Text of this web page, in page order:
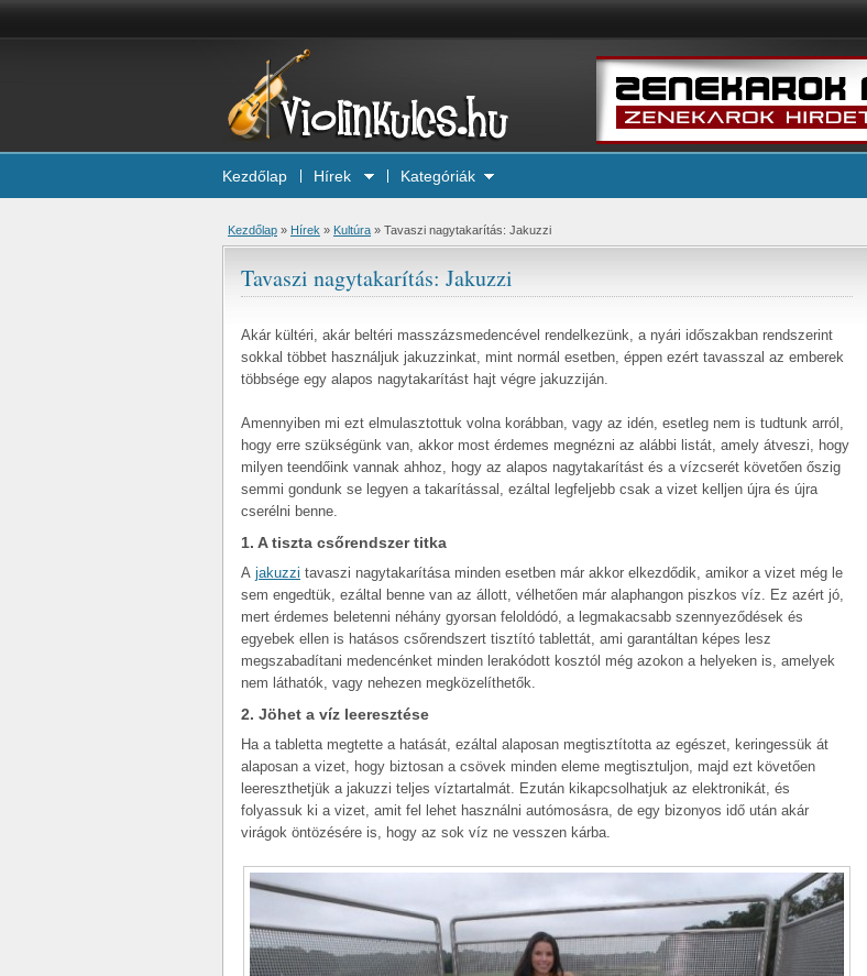
Kezdőlap Hírek Kategóriák
Kezdőlap » Hírek » Kultúra » Tavaszi nagytakarítás: Jakuzzi
Tavaszi nagytakarítás: Jakuzzi
Akár kültéri, akár beltéri masszázsmedencével rendelkezünk, a nyári időszakban rendszerint
sokkal többet használjuk jakuzzinkat, mint normál esetben, éppen ezért tavasszal az emberek
többsége egy alapos nagytakarítást hajt végre jakuzziján.
Amennyiben mi ezt elmulasztottuk volna korábban, vagy az idén, esetleg nem is tudtunk arról,
hogy erre szükségünk van, akkor most érdemes megnézni az alábbi listát, amely átveszi, hogy
milyen teendőink vannak ahhoz, hogy az alapos nagytakarítást és a vízcserét követően őszig
semmi gondunk se legyen a takarítással, ezáltal legfeljebb csak a vizet kelljen újra és újra
cserélni benne.
1. A tiszta csőrendszer titka
A jakuzzi tavaszi nagytakarítása minden esetben már akkor elkezdődik, amikor a vizet még le
sem engedtük, ezáltal benne van az állott, vélhetően már alaphangon piszkos víz. Ez azért jó,
mert érdemes beletenni néhány gyorsan feloldódó, a legmakacsabb szennyeződések és
egyebek ellen is hatásos csőrendszert tisztító tablettát, ami garantáltan képes lesz
megszabadítani medencénket minden lerakódott kosztól még azokon a helyeken is, amelyek
nem láthatók, vagy nehezen megközelíthetők.
2. Jöhet a víz leeresztése
Ha a tabletta megtette a hatását, ezáltal alaposan megtisztította az egészet, keringessük át
alaposan a vizet, hogy biztosan a csövek minden eleme megtisztuljon, majd ezt követően
leereszthetjük a jakuzzi teljes víztartalmát. Ezután kikapcsolhatjuk az elektronikát, és
folyassuk ki a vizet, amit fel lehet használni autómosásra, de egy bizonyos idő után akár
virágok öntözésére is, hogy az sok víz ne vesszen kárba.